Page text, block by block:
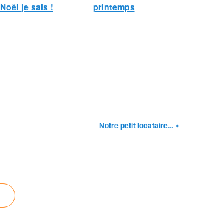
Noël je sais !
printemps
Notre petit locataire... »